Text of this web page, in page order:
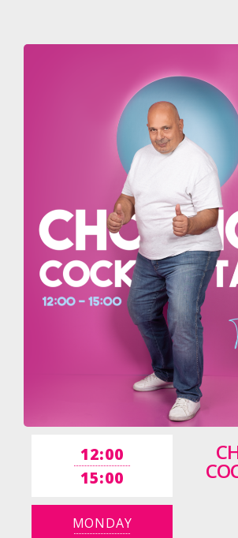
12:00
15:00
MONDAY